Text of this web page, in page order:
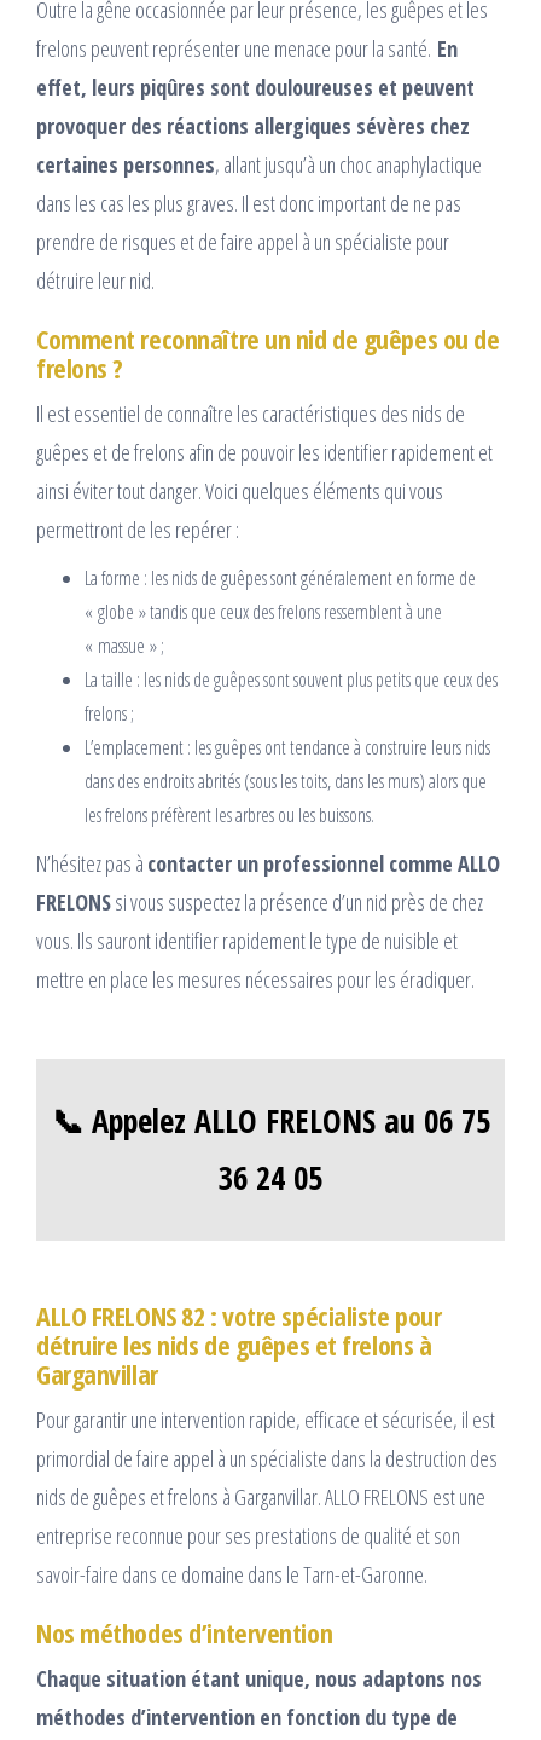
Outre la gêne occasionnée par leur présence, les guêpes et les
frelons peuvent représenter une menace pour la santé. En
effet, leurs piqûres sont douloureuses et peuvent
provoquer des réactions allergiques sévères chez
certaines personnes, allant jusqu’à un choc anaphylactique
dans les cas les plus graves. Il est donc important de ne pas
prendre de risques et de faire appel à un spécialiste pour
détruire leur nid.
Comment reconnaître un nid de guêpes ou de
frelons ?
Il est essentiel de connaître les caractéristiques des nids de
guêpes et de frelons afin de pouvoir les identifier rapidement et
ainsi éviter tout danger. Voici quelques éléments qui vous
permettront de les repérer :
La forme : les nids de guêpes sont généralement en forme de
« globe » tandis que ceux des frelons ressemblent à une
« massue » ;
La taille : les nids de guêpes sont souvent plus petits que ceux des
frelons ;
L’emplacement : les guêpes ont tendance à construire leurs nids
dans des endroits abrités (sous les toits, dans les murs) alors que
les frelons préfèrent les arbres ou les buissons.
N’hésitez pas à contacter un professionnel comme ALLO
FRELONSsi vous suspectez la présence d’un nid près de chez
vous. Ils sauront identifier rapidement le type de nuisible et
mettre en place les mesures nécessaires pour les éradiquer.
📞 Appelez ALLO FRELONS au 06 75
36 24 05
ALLO FRELONS 82 : votre spécialiste pour
détruire les nids de guêpes et frelons à
Garganvillar
Pour garantir une intervention rapide, efficace et sécurisée, il est
primordial de faire appel à un spécialiste dans la destruction des
nids de guêpes et frelons à Garganvillar. ALLO FRELONS est une
entreprise reconnue pour ses prestations de qualité et son
savoir-faire dans ce domaine dans le Tarn-et-Garonne.
Nos méthodes d’intervention
Chaque situation étant unique, nous adaptons nos
méthodes d’intervention en fonction du type de